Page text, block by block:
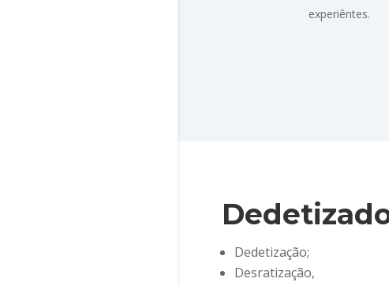
experiêntes.
Dedetização;
Desratização,